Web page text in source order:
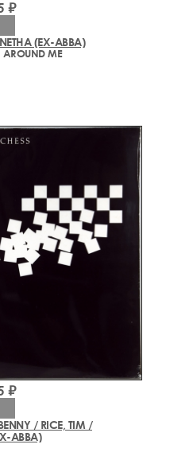
(EX-ABBA)
AROUND ME
₽
/ RICE, TIM /
ABBA)
₽